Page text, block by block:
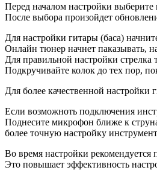
Перед началом настройки
После выбора произойдет
Для настройки гитары (баса)
Онлайн тюнер начнет паказывать,
Для правильной настройки
Подкручивайте колок до тех пор,
Для более качественной
Если возможноть подключения
Поднесите микрофон ближе к
более точную настройку
Во время настройки рекомендуется
Это повышает эффективность